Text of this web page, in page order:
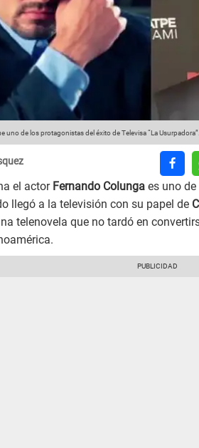
uno de los protagonistas del éxito de Televisa “La
el actor Fernando Colunga es uno
llegó a la televisión con su papel de
telenovela que no tardó en